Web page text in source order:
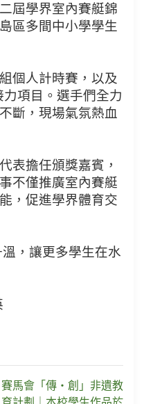
屆學界室內賽艇錦
區多間中小學學生
個人計時賽，以及
項目。選手們全力
斷，現場氣氛熱血
表擔任頒獎嘉賓，
不僅推廣室內賽艇
，促進學界體育交
，讓更多學生在水
賽馬會「傳・創」非遺教